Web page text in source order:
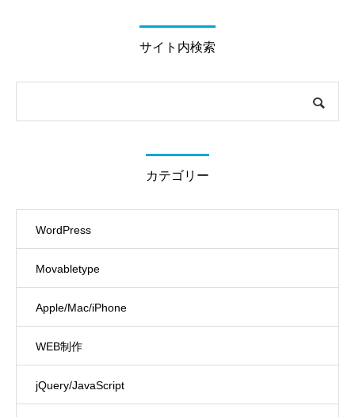
サイト内検索
カテゴリー
WordPress
Movabletype
Apple/Mac/iPhone
WEB制作
jQuery/JavaScript